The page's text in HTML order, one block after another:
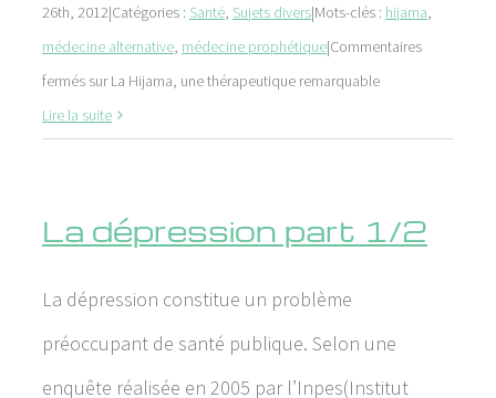
26th, 2012|Catégories : Santé, Sujets divers|Mots-clés : hijama,
médecine alternative, médecine prophétique|Commentaires
fermés sur La Hijama, une thérapeutique remarquable
Lire la suite
La dépression part 1/2
La dépression constitue un problème
préoccupant de santé publique. Selon une
enquête réalisée en 2005 par l’Inpes(Institut